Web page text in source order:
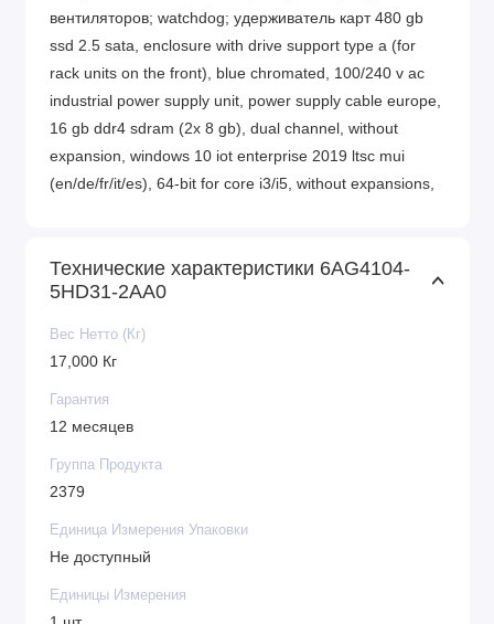
вентиляторов; watchdog; удерживатель карт 480 gb
ssd 2.5 sata, enclosure with drive support type a (for
rack units on the front), blue chromated, 100/240 v ac
industrial power supply unit, power supply cable europe,
16 gb ddr4 sdram (2x 8 gb), dual channel, without
expansion, windows 10 iot enterprise 2019 ltsc mui
(en/de/fr/it/es), 64-bit for core i3/i5, without expansions,
Технические характеристики 6AG4104-
5HD31-2AA0
Вес Нетто (Кг)
17,000 Кг
Гарантия
12 месяцев
Группа Продукта
2379
Единица Измерения Упаковки
Не доступный
Единицы Измерения